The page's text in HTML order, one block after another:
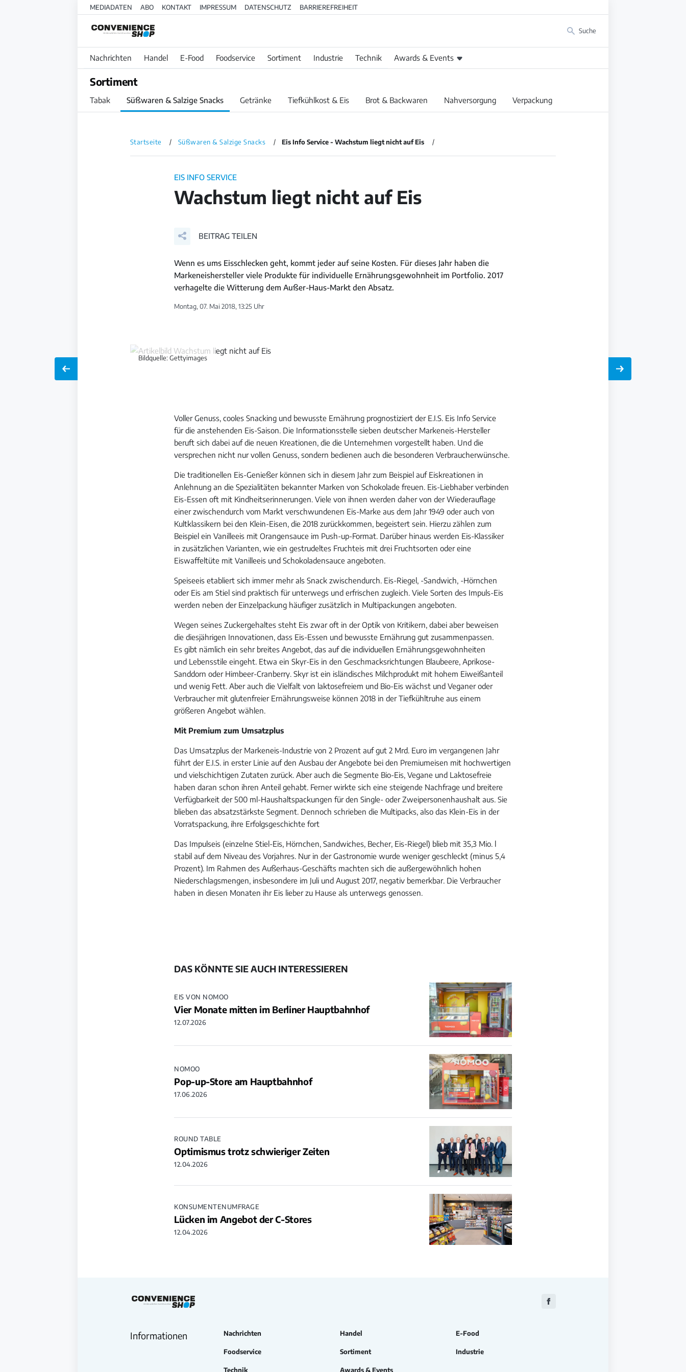
MEDIADATEN ABO KONTAKT IMPRESSUM DATENSCHUTZ BARRIEREFREIHEIT
Suche
Nachrichten Handel E-Food Foodservice Sortiment Industrie Technik Awards & Events
Sortiment
Tabak Süßwaren & Salzige Snacks Getränke Tiefkühlkost & Eis Brot & Backwaren Nahversorgung Verpackung
Startseite Süßwaren & Salzige Snacks Eis Info Service - Wachstum liegt nicht auf Eis
EIS INFO SERVICE
Wachstum liegt nicht auf Eis
BEITRAG TEILEN
Wenn es ums Eisschlecken geht, kommt jeder auf seine Kosten. Für dieses Jahr haben die
Markeneishersteller viele Produkte für individuelle Ernährungsgewohnheit im Portfolio. 2017
verhagelte die Witterung dem Außer-Haus-Markt den Absatz.
Montag, 07. Mai 2018, 13:25 Uhr
Bildquelle: Gettyimages
Voller Genuss, cooles Snacking und bewusste Ernährung prognostiziert der E.I.S. Eis Info Service
für die anstehenden Eis-Saison. Die Informationsstelle sieben deutscher Markeneis-Hersteller
beruft sich dabei auf die neuen Kreationen, die die Unternehmen vorgestellt haben. Und die
versprechen nicht nur vollen Genuss, sondern bedienen auch die besonderen Verbraucherwünsche.
Die traditionellen Eis-Genießer können sich in diesem Jahr zum Beispiel auf Eiskreationen in
Anlehnung an die Spezialitäten bekannter Marken von Schokolade freuen. Eis-Liebhaber verbinden
Eis-Essen oft mit Kindheitserinnerungen. Viele von ihnen werden daher von der Wiederauflage
einer zwischendurch vom Markt verschwundenen Eis-Marke aus dem Jahr 1949 oder auch von
Kultklassikern bei den Klein-Eisen, die 2018 zurückkommen, begeistert sein. Hierzu zählen zum
Beispiel ein Vanilleeis mit Orangensauce im Push-up-Format. Darüber hinaus werden Eis-Klassiker
in zusätzlichen Varianten, wie ein gestrudeltes Fruchteis mit drei Fruchtsorten oder eine
Eiswaffeltüte mit Vanilleeis und Schokoladensauce angeboten.
Speiseeis etabliert sich immer mehr als Snack zwischendurch. Eis-Riegel, -Sandwich, -Hörnchen
oder Eis am Stiel sind praktisch für unterwegs und erfrischen zugleich. Viele Sorten des Impuls-Eis
werden neben der Einzelpackung häufiger zusätzlich in Multipackungen angeboten.
Wegen seines Zuckergehaltes steht Eis zwar oft in der Optik von Kritikern, dabei aber beweisen
die diesjährigen Innovationen, dass Eis-Essen und bewusste Ernährung gut zusammenpassen.
Es gibt nämlich ein sehr breites Angebot, das auf die individuellen Ernährungsgewohnheiten
und Lebensstile eingeht. Etwa ein Skyr-Eis in den Geschmacksrichtungen Blaubeere, Aprikose-
Sanddorn oder Himbeer-Cranberry. Skyr ist ein isländisches Milchprodukt mit hohem Eiweißanteil
und wenig Fett. Aber auch die Vielfalt von laktosefreiem und Bio-Eis wächst und Veganer oder
Verbraucher mit glutenfreier Ernährungsweise können 2018 in der Tiefkühltruhe aus einem
größeren Angebot wählen.
Mit Premium zum Umsatzplus
Das Umsatzplus der Markeneis-Industrie von 2 Prozent auf gut 2 Mrd. Euro im vergangenen Jahr
führt der E.I.S. in erster Linie auf den Ausbau der Angebote bei den Premiumeisen mit hochwertigen
und vielschichtigen Zutaten zurück. Aber auch die Segmente Bio-Eis, Vegane und Laktosefreie
haben daran schon ihren Anteil gehabt. Ferner wirkte sich eine steigende Nachfrage und breitere
Verfügbarkeit der 500 ml-Haushaltspackungen für den Single- oder Zweipersonenhaushalt aus. Sie
blieben das absatzstärkste Segment. Dennoch schrieben die Multipacks, also das Klein-Eis in der
Vorratspackung, ihre Erfolgsgeschichte fort
Das Impulseis (einzelne Stiel-Eis, Hörnchen, Sandwiches, Becher, Eis-Riegel) blieb mit 35,3 Mio. l
stabil auf dem Niveau des Vorjahres. Nur in der Gastronomie wurde weniger geschleckt (minus 5,4
Prozent). Im Rahmen des Außerhaus-Geschäfts machten sich die außergewöhnlich hohen
Niederschlagsmengen, insbesondere im Juli und August 2017, negativ bemerkbar. Die Verbraucher
haben in diesen Monaten ihr Eis lieber zu Hause als unterwegs genossen.
DAS KÖNNTE SIE AUCH INTERESSIEREN
EIS VON NOMOO
Vier Monate mitten im Berliner Hauptbahnhof
12.07.2026
NOMOO
Pop-up-Store am Hauptbahnhof
17.06.2026
ROUND TABLE
Optimismus trotz schwieriger Zeiten
12.04.2026
KONSUMENTENUMFRAGE
Lücken im Angebot der C-Stores
12.04.2026
Zu
Informationen Nachrichten Handel E-Food
Foodservice Sortiment Industrie
Technik Awards & Events